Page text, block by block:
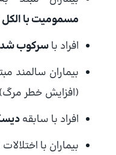
مسمومیت با الکل
افراد باسرکوب
بیماران سالمند
(افزایش خطر مرگ)
افراد با سابقه
بیماران با